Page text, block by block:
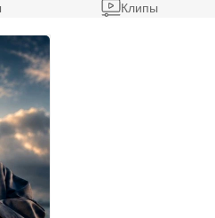
Клипы